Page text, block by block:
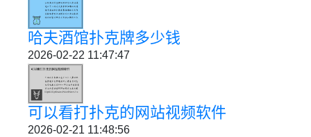
哈夫酒馆扑克牌多少钱
2026-02-22 11:47:47
可以看打扑克的网站视频软件
2026-02-21 11:48:56